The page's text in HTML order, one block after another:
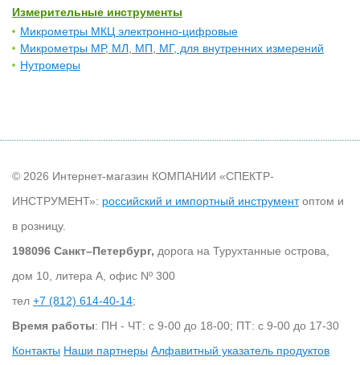
Измерительные инструменты
Микрометры МКЦ электронно-цифровые
Микрометры МР, МЛ, МП, МГ, для внутренних измерений
Нутромеры
© 2026 Интернет-магазин КОМПАНИИ «СПЕКТР-
ИНСТРУМЕНТ»: российский и импортный инструментоптом и
в розницу.
198096 Санкт–Петербург, дорога на Турухтанные острова,
дом 10, литера А, офис Nº 300
тел +7 (812) 614-40-14;
Время работы: ПН - ЧТ: с 9-00 до 18-00; ПТ: с 9-00 до 17-30
Контакты Наши партнеры Алфавитный указатель продуктов